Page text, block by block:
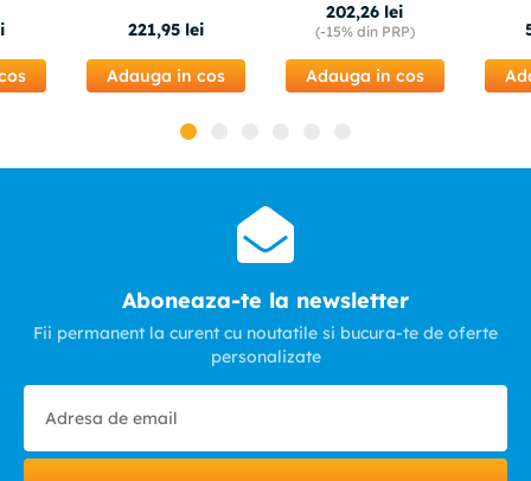
221,95 lei
Adauga in cos
202,26 lei
(-15%din PRP)
Adauga in cos
Aboneaza-te la newsletter
Fii permanent la curent cu noutatile si bucura-te de oferte
personalizate